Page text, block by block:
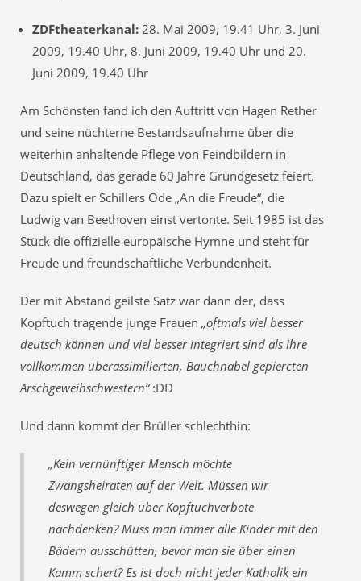
ZDFtheaterkanal: 28. Mai 2009, 19.41 Uhr, 3. Juni
2009, 19.40 Uhr, 8. Juni 2009, 19.40 Uhr und 20.
Juni 2009, 19.40 Uhr
Am Schönsten fand ich den Auftritt von Hagen Rether
und seine nüchterne Bestandsaufnahme über die
weiterhin anhaltende Pflege von Feindbildern in
Deutschland, das gerade 60 Jahre Grundgesetz feiert.
Dazu spielt er Schillers Ode „An die Freude“, die
Ludwig van Beethoven einst vertonte. Seit 1985 ist das
Stück die offizielle europäische Hymne und steht für
Freude und freundschaftliche Verbundenheit.
Der mit Abstand geilste Satz war dann der, dass
Kopftuch tragende junge Frauen„oftmals viel besser
deutsch können und viel besser integriert sind als ihre
vollkommen überassimilierten, Bauchnabel gepiercten
Arschgeweihschwestern“:DD
Und dann kommt der Brüller schlechthin:
„Kein vernünftiger Mensch möchte
Zwangsheiraten auf der Welt. Müssen wir
deswegen gleich über Kopftuchverbote
nachdenken? Muss man immer alle Kinder mit den
Bädern ausschütten, bevor man sie über einen
Kamm schert? Es ist doch nicht jeder Katholik ein